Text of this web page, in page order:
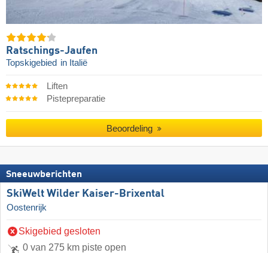
Ratschings-Jaufen
Topskigebied in Italië
Liften
Pistepreparatie
Beoordeling
Sneeuwberichten
SkiWelt Wilder Kaiser-Brixental
Oostenrijk
Skigebied gesloten
0 van 275 km piste open